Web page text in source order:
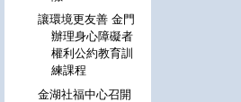
讓環境更友善 金門
辦理身心障礙者
權利公約教育訓
練課程
金湖社福中心召開